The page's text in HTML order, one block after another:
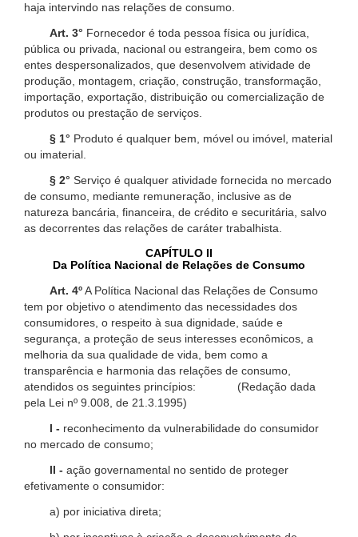
haja intervindo nas relações de consumo.
Art. 3° Fornecedor é toda pessoa física ou jurídica,
pública ou privada, nacional ou estrangeira, bem como os
entes despersonalizados, que desenvolvem atividade de
produção, montagem, criação, construção, transformação,
importação, exportação, distribuição ou comercialização de
produtos ou prestação de serviços.
§ 1° Produto é qualquer bem, móvel ou imóvel, material
ou imaterial.
§ 2° Serviço é qualquer atividade fornecida no mercado
de consumo, mediante remuneração, inclusive as de
natureza bancária, financeira, de crédito e securitária, salvo
as decorrentes das relações de caráter trabalhista.
CAPÍTULO II
Da Política Nacional de Relações de Consumo
Art. 4ºA Política Nacional das Relações de Consumo
tem por objetivo o atendimento das necessidades dos
consumidores, o respeito à sua dignidade, saúde e
segurança, a proteção de seus interesses econômicos, a
melhoria da sua qualidade de vida, bem como a
transparência e harmonia das relações de consumo,
atendidos os seguintes princípios: (Redação dada
pela Lei nº 9.008, de 21.3.1995)
I - reconhecimento da vulnerabilidade do consumidor
no mercado de consumo;
II - ação governamental no sentido de proteger
efetivamente o consumidor:
a) por iniciativa direta;